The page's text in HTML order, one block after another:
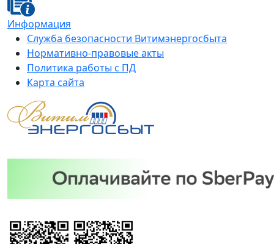
Информация
Служба безопасности Витимэнергосбыта
Нормативно-правовые акты
Политика работы с ПД
Карта сайта